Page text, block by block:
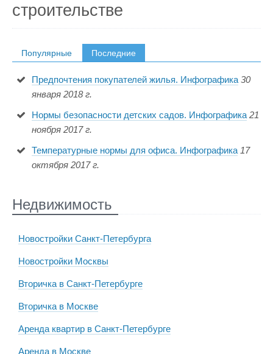
строительстве
Популярные Последние
Предпочтения покупателей жилья. Инфографика 30
января 2018 г.
Нормы безопасности детских садов. Инфографика 21
ноября 2017 г.
Температурные нормы для офиса. Инфографика 17
октября 2017 г.
Недвижимость
Новостройки Санкт-Петербурга
Новостройки Москвы
Вторичка в Санкт-Петербурге
Вторичка в Москве
Аренда квартир в Санкт-Петербурге
Аренда в Москве